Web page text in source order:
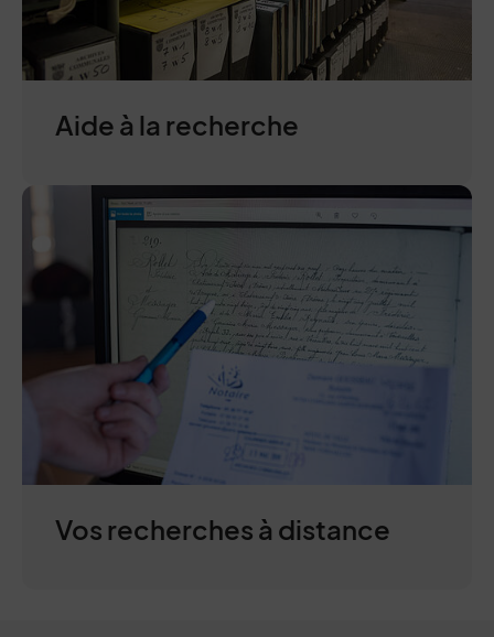
Aide à la recherche
Vos recherches à distance